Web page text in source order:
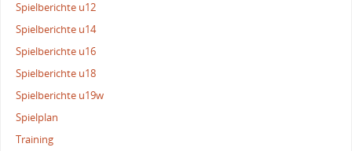
Spielberichte u12
Spielberichte u14
Spielberichte u16
Spielberichte u18
Spielberichte u19w
Spielplan
Training